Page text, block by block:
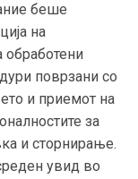
беше
на
поврзани со
и приемот на
за
и сторнирање.
увид во